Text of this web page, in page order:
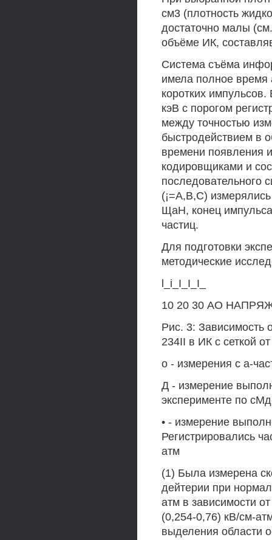
см3 (плотность
достаточно малы
объёме ИК,
Система съёма
имела полное время
коротких
кэВ с порогом
между точностью
быстродействием в
времени появления
кодировщиками и
последовательного
(¡=А,В,С)
ЩаН, конец
частиц.
Для подготовки
методические
l_i_I_I_I_
10 20 30 АО
Рис. 3: Зависимость
234II в ИК с сеткой
о - измерения с а-
Д - измерение
эксперименте по
• - измерение
Регистрировались
атм
(1) Была измерена
дейтерии при
атм в зависимости
(0,254-0,76) кВ/см-
выделения области